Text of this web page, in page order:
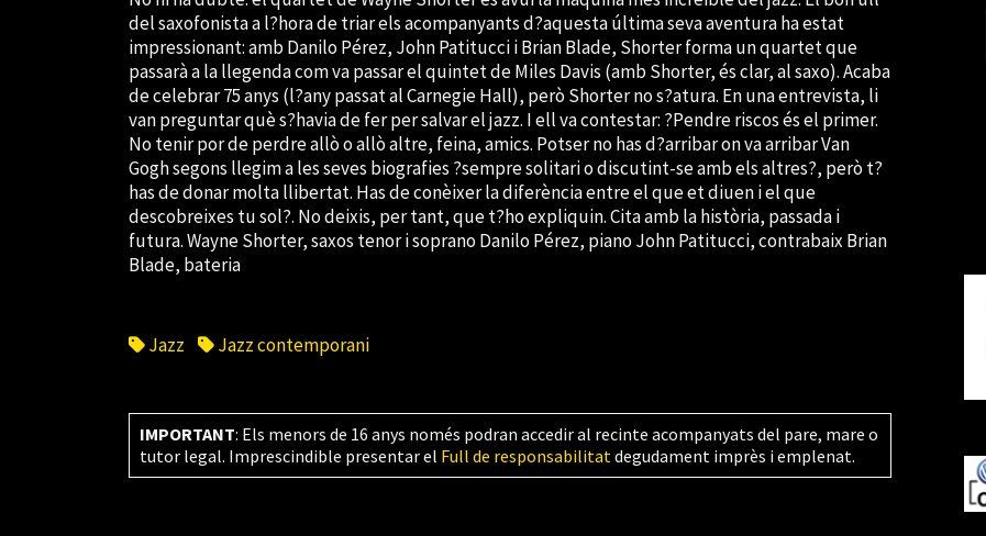
del saxofonista a l?hora de triar els acompanyants d?aquesta última seva aventura ha estat
impressionant: amb Danilo Pérez, John Patitucci i Brian Blade, Shorter forma un quartet que
passarà a la llegenda com va passar el quintet de Miles Davis (amb Shorter, és clar, al saxo). Acaba
de celebrar 75 anys (l?any passat al Carnegie Hall), però Shorter no s?atura. En una entrevista, li
van preguntar què s?havia de fer per salvar el jazz. I ell va contestar: ?Pendre riscos és el primer.
No tenir por de perdre allò o allò altre, feina, amics. Potser no has d?arribar on va arribar Van
Gogh segons llegim a les seves biografies ?sempre solitari o discutint-se amb els altres?, però t?
has de donar molta llibertat. Has de conèixer la diferència entre el que et diuen i el que
descobreixes tu sol?. No deixis, per tant, que t?ho expliquin. Cita amb la història, passada i
futura. Wayne Shorter, saxos tenor i soprano Danilo Pérez, piano John Patitucci, contrabaix Brian
Blade, bateria
Jazz Jazz contemporani
IMPORTANT: Els menors de 16 anys només podran accedir al recinte acompanyats del pare, mare o
tutor legal. Imprescindible presentar el Full de responsabilitatdegudament imprès i emplenat.